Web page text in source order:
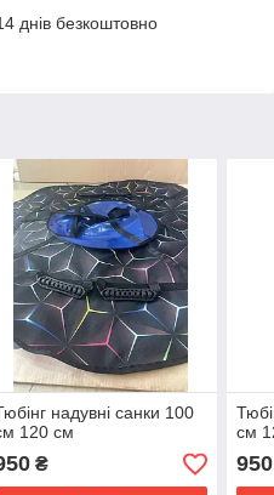
днів безкоштовно
надувні санки 100
120 см
₴
см
950